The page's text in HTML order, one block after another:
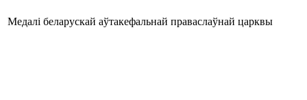
Медалі беларускай аўтакефальнай праваслаўнай царквы